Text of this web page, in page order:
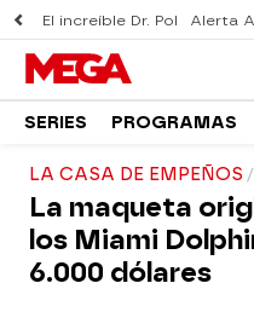
El increíble Dr. Pol Alerta
SERIES PROGRAMAS
LA CASA DE EMPEÑOS
La maqueta
los Miami
6.000 dólares